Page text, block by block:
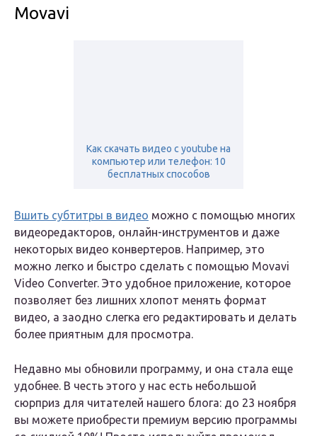
Movavi
Как скачать видео с youtube на
компьютер или телефон: 10
бесплатных способов
Вшить субтитры в видео можно с помощью многих
видеоредакторов, онлайн-инструментов и даже
некоторых видео конвертеров. Например, это
можно легко и быстро сделать с помощью Movavi
Video Converter. Это удобное приложение, которое
позволяет без лишних хлопот менять формат
видео, а заодно слегка его редактировать и делать
более приятным для просмотра.
Недавно мы обновили программу, и она стала еще
удобнее. В честь этого у нас есть небольшой
сюрприз для читателей нашего блога: до 23 ноября
вы можете приобрести премиум версию программы